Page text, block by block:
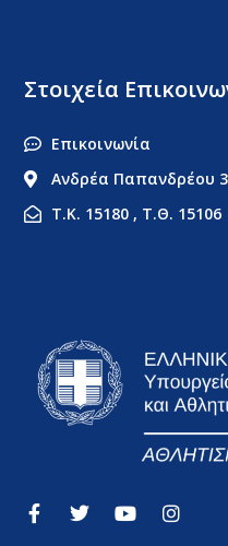
Στοιχεία
Επικοινωνία
Ανδρέα Παπανδρέου
Τ.Κ. 15180 , Τ.Θ. 15106